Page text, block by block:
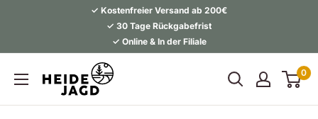
✓ Kostenfreier Versand ab 200€
✓ 30 Tage Rückgabefrist
✓ Online & In der Filiale
0